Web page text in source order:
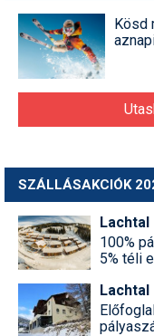
Kösd
SZÁLLÁSAKCIÓK
Lachtal
100%
5% téli
Lachtal